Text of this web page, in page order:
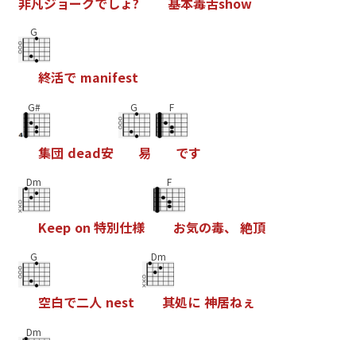
G
終活で manifest
G#
集団 dead安
G
易
F
です
Dm
Keep on 特別仕様
F
お気の毒、 絶頂
G
空白で二人 nest
Dm
其処に 神居ねぇ
Dm